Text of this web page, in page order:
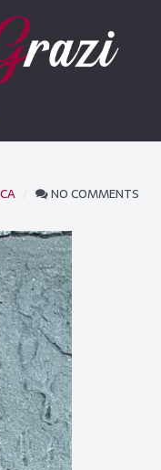
NO COMMENTS